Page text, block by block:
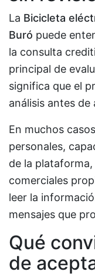
La Bicicleta
Buró puede
la consulta
principal de
significa que el
análisis antes
En muchos
personales,
de la
comerciales
leer la
mensajes que
Qué
de